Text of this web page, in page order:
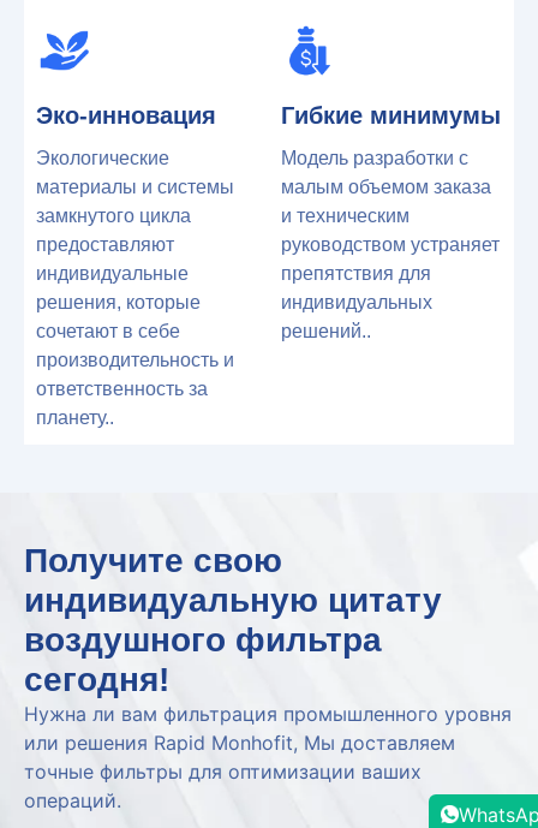
Эко-инновация
Экологические
материалы и системы
замкнутого цикла
предоставляют
индивидуальные
решения, которые
сочетают в себе
производительность и
ответственность за
планету..
Гибкие минимумы
Модель разработки с
малым объемом заказа
и техническим
руководством устраняет
препятствия для
индивидуальных
решений..
Получите свою
индивидуальную цитату
воздушного фильтра
сегодня!
Нужна ли вам фильтрация промышленного уровня
или решения Rapid Monhofit, Мы доставляем
точные фильтры для оптимизации ваших
операций.